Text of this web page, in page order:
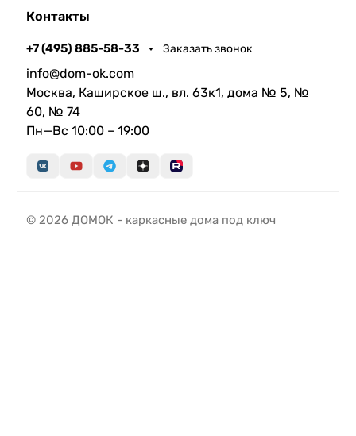
Контакты
+7 (495) 885-58-33 Заказать звонок
info@dom-ok.com
Москва, Каширское ш., вл. 63к1, дома № 5, №
60, № 74
Пн—Вс 10:00 – 19:00
© 2026 ДОМОК - каркасные дома под ключ